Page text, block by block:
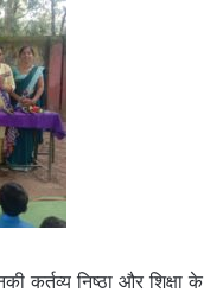
कर्तव्य निष्ठा और शिक्षा के